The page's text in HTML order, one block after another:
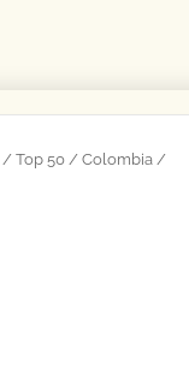
Top 50 Colombia